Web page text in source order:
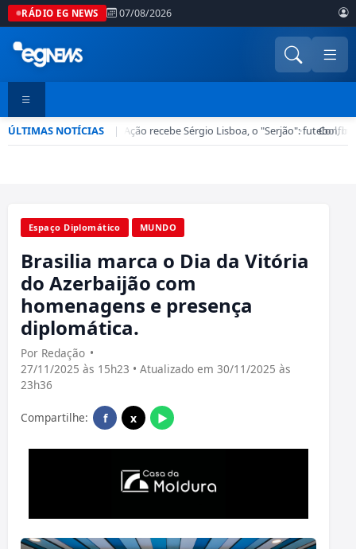
RÁDIO EG NEWS 07/08/2026
ÚLTIMAS NOTÍCIAS |
Esporte em Ação recebe Sérgio Lisboa, o "Serjão": futebol,
• Confira
Espaço Diplomático MUNDO
Brasilia marca o Dia da Vitória
do Azerbaijão com
homenagens e presença
diplomática.
Por Redação •
27/11/2025 às 15h23 • Atualizado em 30/11/2025 às
23h36
Compartilhe: f x ▶